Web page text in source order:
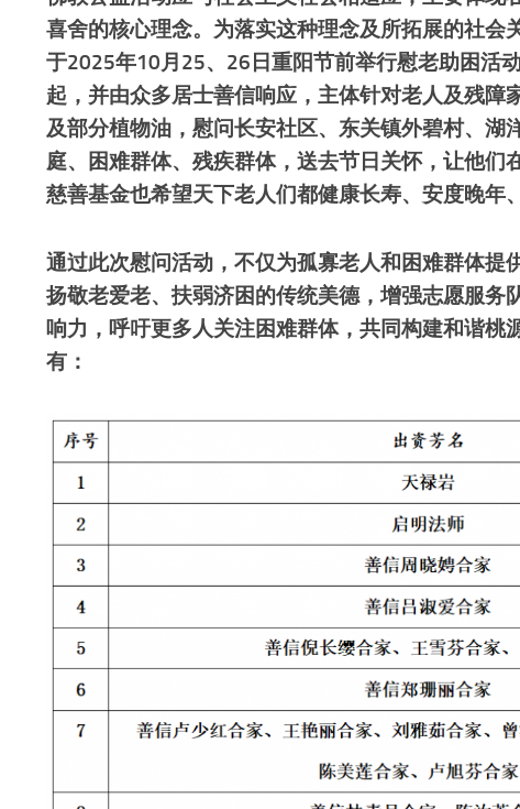
喜舍的核心理念。为落实这种理念及所拓展的社会
于2025年10月25、26日重阳节前举行慰老助困活
起，并由众多居士善信响应，主体针对老人及残障
及部分植物油，慰问长安社区、 东关镇外碧村、湖
庭、困难群体、残疾群体，送去节日关怀，让他们
慈善基金也希望天下老人们都健康长寿、安度晚年
通过此次慰问活动，不仅为孤寡老人和困难群体提
扬敬老爱老、扶弱济困的传统美德，增强志愿服务
响力，呼吁更多人关注困难群体，共同构建和谐桃源
有：